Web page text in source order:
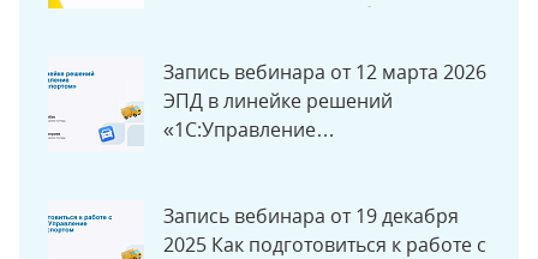
документов с 1 сентября 2026 в
Запись вебинара от 12 марта 2026
ЭПД в линейке решений
«1С:Управление
Запись вебинара от 19 декабря
2025 Как подготовиться к работе с